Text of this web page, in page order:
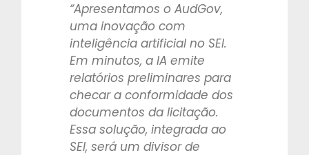
“Apresentamos o AudGov,
uma inovação com
inteligência artificial no SEI.
Em minutos, a IA emite
relatórios preliminares para
checar a conformidade dos
documentos da licitação.
Essa solução, integrada ao
SEI, será um divisor de